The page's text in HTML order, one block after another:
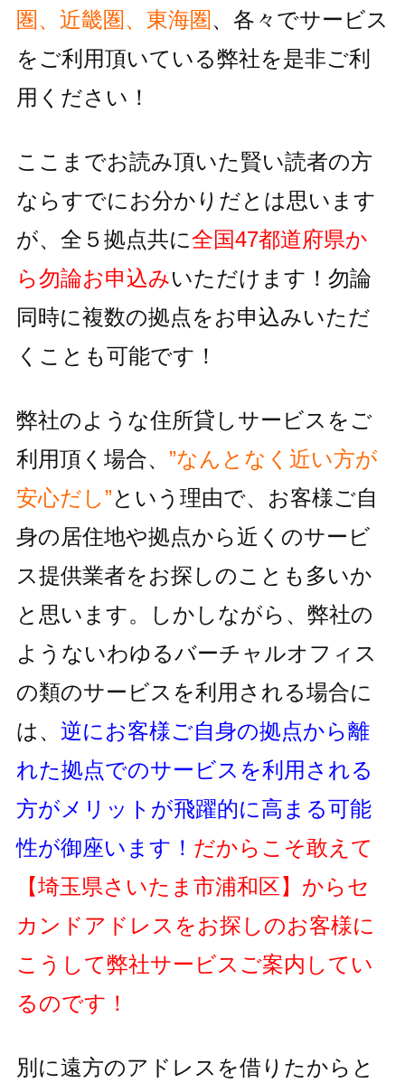
圏、近畿圏、東海圏、各々でサービス
をご利用頂いている弊社を是非ご利
用ください！
ここまでお読み頂いた賢い読者の方
ならすでにお分かりだとは思います
が、全５拠点共に全国47都道府県か
ら勿論お申込みいただけます！ 勿論
同時に複数の拠点をお申込みいただ
くことも可能です！
弊社のような住所貸しサービスをご
利用頂く場合、 ”なんとなく近い方が
安心だし”という理由で、お客様ご自
身の居住地や拠点から近くのサービ
ス提供業者をお探しのことも多いか
と思います。しかしながら、 弊社の
ようないわゆるバーチャルオフィス
の類のサービスを利用される場合に
は、 逆にお客様ご自身の拠点から離
れた拠点でのサービスを利用される
方がメリットが飛躍的に高まる可能
性が御座います！ だからこそ敢えて
【埼玉県さいたま市浦和区】 からセ
カンドアドレスをお探しのお客様に
こうして弊社サービスご案内してい
るのです！
別に遠方のアドレスを借りたからと